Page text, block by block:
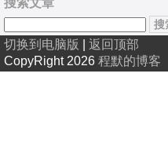
搜索文章
切换到电脑版
返回顶部
CopyRight 2026 程默的博客